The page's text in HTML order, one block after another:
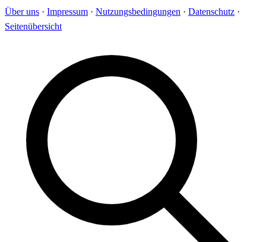
Über uns · Impressum · Nutzungsbedingungen · Datenschutz ·
Seitenübersicht